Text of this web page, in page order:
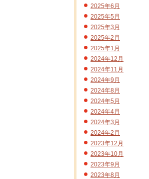
2025年6月
2025年5月
2025年3月
2025年2月
2025年1月
2024年12月
2024年11月
2024年9月
2024年8月
2024年5月
2024年4月
2024年3月
2024年2月
2023年12月
2023年10月
2023年9月
2023年8月